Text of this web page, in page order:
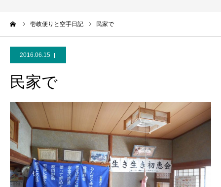
壱岐便りと空手日記 民家で
2016.06.15
民家で